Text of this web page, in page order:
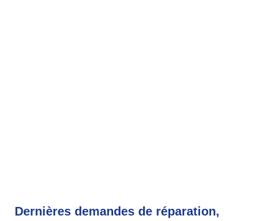
Dernières demandes de réparation,